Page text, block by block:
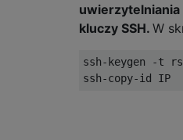
uwierzytelniania
kluczy SSH. W
ssh-keygen -t
ssh-copy-id IP